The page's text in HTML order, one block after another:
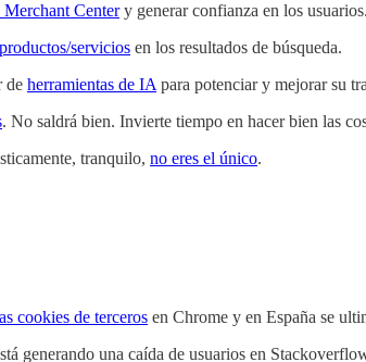
Centery generar confianza en los usuarios.
servicios en los resultados de búsqueda.
de herramientas de IA para potenciar y mejorar su
. No saldrá bien. Invierte tiempo en hacer bien las
tranquilo, no eres el único.
cookies de terceros en Chrome y en España se
generando una caída de usuarios en